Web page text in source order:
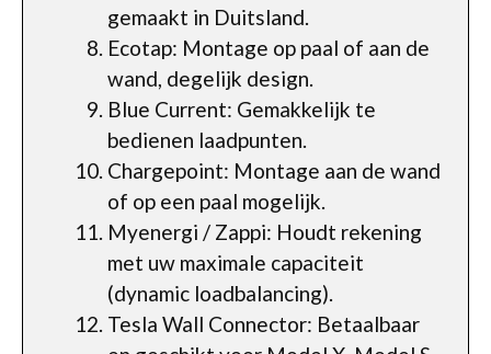
gemaakt in Duitsland.
Ecotap: Montage op paal of aan de
wand, degelijk design.
Blue Current: Gemakkelijk te
bedienen laadpunten.
Chargepoint: Montage aan de wand
of op een paal mogelijk.
Myenergi / Zappi: Houdt rekening
met uw maximale capaciteit
(dynamic loadbalancing).
Tesla Wall Connector: Betaalbaar